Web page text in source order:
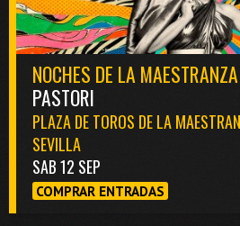
NOCHES DE LA
PASTORI
PLAZA DE TOROS DE LA
SEVILLA
SAB 12 SEP
COMPRAR ENTRADAS